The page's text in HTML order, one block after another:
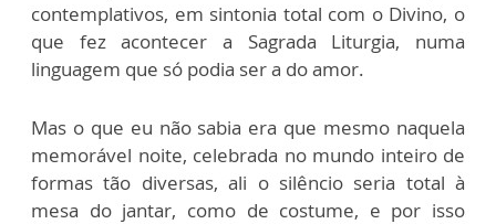
contemplativos, em sintonia total com o Divino, o
que fez acontecer a Sagrada Liturgia, numa
linguagem que só podia ser a do amor.
Mas o que eu não sabia era que mesmo naquela
memorável noite, celebrada no mundo inteiro de
formas tão diversas, ali o silêncio seria total à
mesa do jantar, como de costume, e por isso